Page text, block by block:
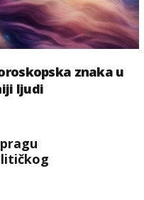
znaka u
ljudi